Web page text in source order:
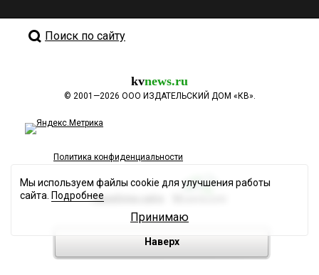
Поиск по сайту
kvnews.ru
© 2001—2026 ООО ИЗДАТЕЛЬСКИЙ ДОМ «КВ».
Политика конфиденциальности
Разработка сайта
Наверх
Мы используем файлы cookie для улучшения работы
сайта. Подробнее
Принимаю